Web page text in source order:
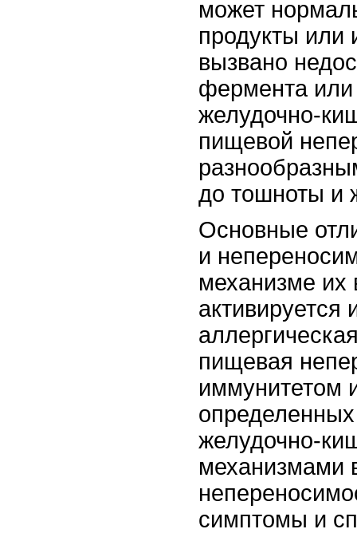
может
продукты или
вызвано
фермента или
желудочно-
пищевой
до тошноты и
Основные
и
механизме их
пищевая
иммунитетом
желудочно-
механизмами
симптомы и